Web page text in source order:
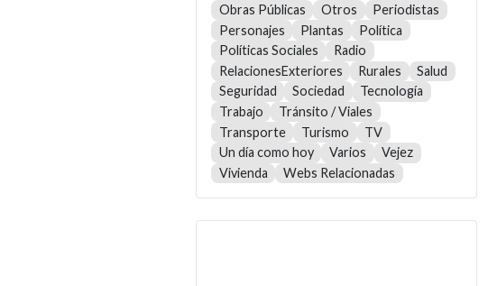
Obras Públicas
Otros
Periodistas
Personajes
Plantas
Política
Políticas Sociales
Radio
RelacionesExteriores
Rurales
Salud
Seguridad
Sociedad
Tecnología
Trabajo
Tránsito / Viales
Transporte
Turismo
TV
Un día como hoy
Varios
Vejez
Vivienda
Webs Relacionadas